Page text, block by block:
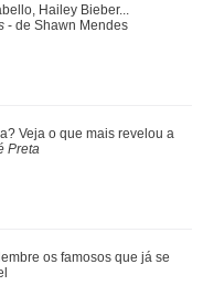
Veja o que mais revelou a
Preta
carreira após críticas ao
show sobre decisão de
Hailey Bieber...
- de Shawn Mendes
Veja o que mais revelou a
Preta
os famosos que já se